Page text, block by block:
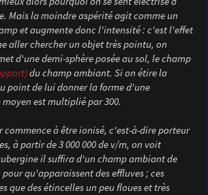
Mais la moindre aspérité agit comme un
et augmente donc l'intensité : c'est l'effet
aller chercher un objet très pointu, on
d'une demi-sphère posée au sol, le champ
du champ ambiant. Si on étire la
point de lui donner la forme d'une
est multiplié par 300.
à être ionisé, c'est-à-dire porteur
à partir de 3 000 000 de v/m, on voit
il suffira d'un champ ambiant de
qu'apparaissent des effluves ; ces
que des étincelles un peu floues et très